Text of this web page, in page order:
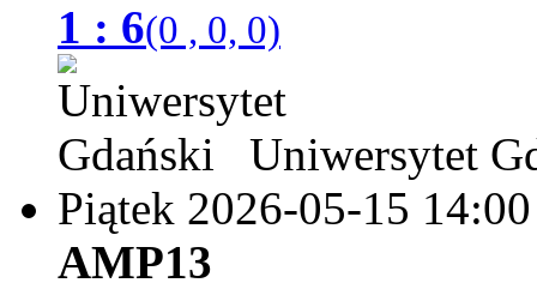
1 : 6(0 , 0, 0)
Uniwersytet
Piątek 2026-05-15 14:00
AMP13